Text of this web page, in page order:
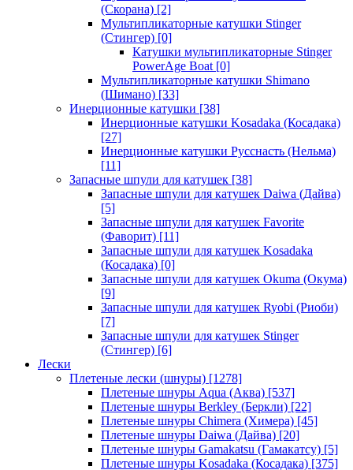
(Скорана) [2]
Мультипликаторные катушки Stinger
(Стингер) [0]
Катушки мультипликаторные Stinger
PowerAge Boat [0]
Мультипликаторные катушки Shimano
(Шимано) [33]
Инерционные катушки [38]
Инерционные катушки Kosadaka (Косадака)
[27]
Инерционные катушки Русснасть (Нельма)
[11]
Запасные шпули для катушек [38]
Запасные шпули для катушек Daiwa (Дайва)
[5]
Запасные шпули для катушек Favorite
(Фаворит) [11]
Запасные шпули для катушек Kosadaka
(Косадака) [0]
Запасные шпули для катушек Okuma (Окума)
[9]
Запасные шпули для катушек Ryobi (Риоби)
[7]
Запасные шпули для катушек Stinger
(Стингер) [6]
Лески
Плетеные лески (шнуры) [1278]
Плетеные шнуры Aqua (Аква) [537]
Плетеные шнуры Berkley (Беркли) [22]
Плетеные шнуры Chimera (Химера) [45]
Плетеные шнуры Daiwa (Дайва) [20]
Плетеные шнуры Gamakatsu (Гамакатсу) [5]
Плетеные шнуры Kosadaka (Косадака) [375]